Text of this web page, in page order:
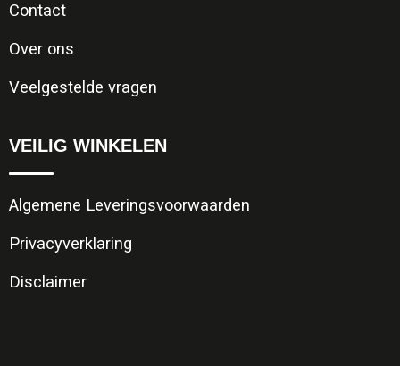
Contact
Over ons
Veelgestelde vragen
VEILIG WINKELEN
Algemene Leveringsvoorwaarden
Privacyverklaring
Disclaimer